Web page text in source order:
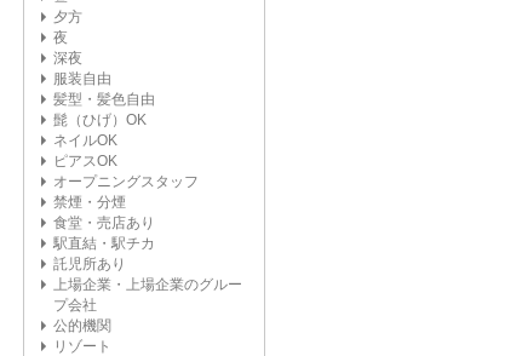
夕方
夜
深夜
服装自由
髪型・髪色自由
髭（ひげ）OK
ネイルOK
ピアスOK
オープニングスタッフ
禁煙・分煙
食堂・売店あり
駅直結・駅チカ
託児所あり
上場企業・上場企業のグルー
プ会社
公的機関
リゾート